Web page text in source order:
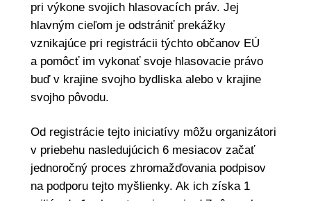
pri výkone svojich hlasovacích práv. Jej
hlavným cieľom je odstrániť prekážky
vznikajúce pri registrácii týchto občanov EÚ
a pomôcť im vykonať svoje hlasovacie právo
buď v krajine svojho bydliska alebo v krajine
svojho pôvodu.
Od registrácie tejto iniciatívy môžu organizátori
v priebehu nasledujúcich 6 mesiacov začať
jednoročný proces zhromažďovania podpisov
na podporu tejto myšlienky. Ak ich získa 1